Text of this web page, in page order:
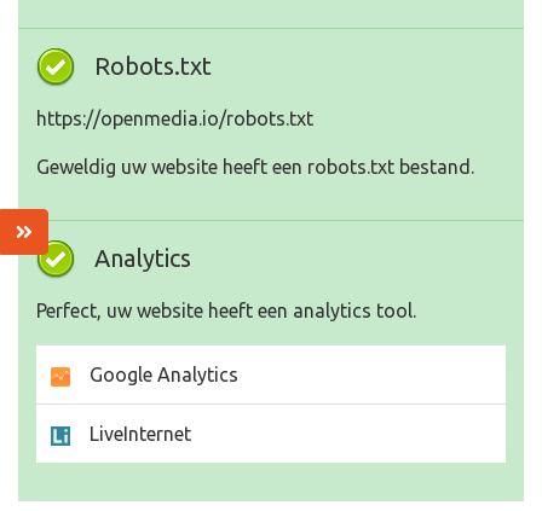
Robots.txt
https://openmedia.io/robots.txt
Geweldig uw website heeft een robots.txt bestand.
Analytics
Perfect, uw website heeft een analytics tool.
Google Analytics
LiveInternet